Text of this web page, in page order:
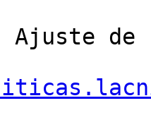
Ajuste